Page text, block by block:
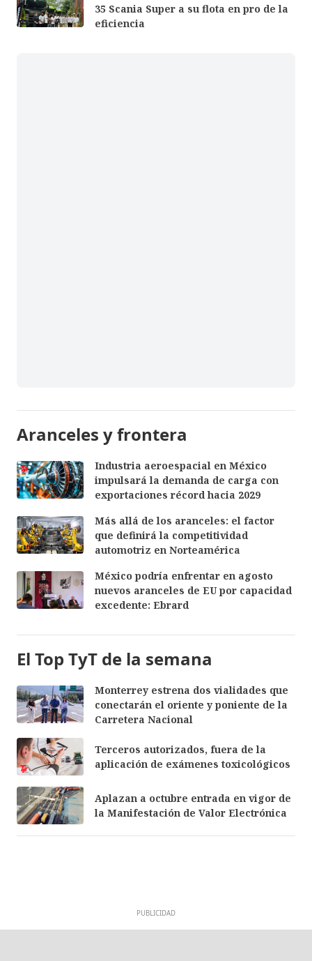
35 Scania Super a su flota en pro de la
eficiencia
Aranceles y frontera
Industria aeroespacial en México
impulsará la demanda de carga con
exportaciones récord hacia 2029
Más allá de los aranceles: el factor
que definirá la competitividad
automotriz en Norteamérica
México podría enfrentar en agosto
nuevos aranceles de EU por capacidad
excedente: Ebrard
El Top TyT de la semana
Monterrey estrena dos vialidades que
conectarán el oriente y poniente de la
Carretera Nacional
Terceros autorizados, fuera de la
aplicación de exámenes toxicológicos
Aplazan a octubre entrada en vigor de
la Manifestación de Valor Electrónica
PUBLICIDAD